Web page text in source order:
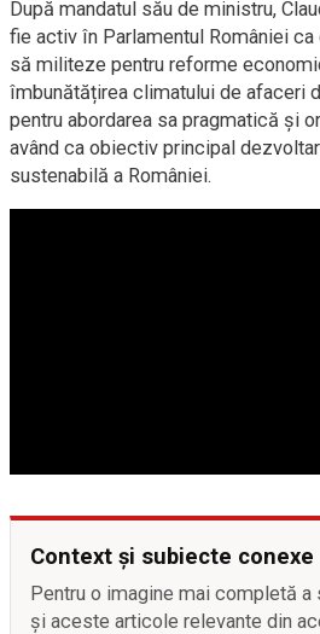
După mandatul său de ministru,
fie activ în Parlamentul României ca
să militeze pentru reforme
îmbunătățirea climatului de afaceri
pentru abordarea sa pragmatică și
având ca obiectiv principal
sustenabilă a României.
Context și subiecte conexe
Pentru o imagine mai completă
și aceste articole relevante din